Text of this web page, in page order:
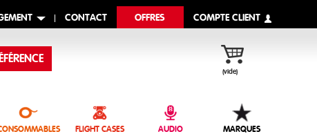
CONTACT OFFRES COMPTE CLIENT
(vide)
FLIGHT CASES AUDIO MARQUES